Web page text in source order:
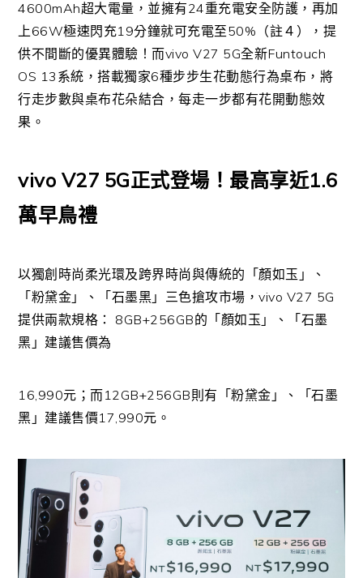
4600mAh超大電量，並擁有24重充電安全防護，再加
上66W極速閃充19分鐘就可充電至50%（註４），提
供不間斷的優異體驗！而vivo V27 5G全新Funtouch
OS 13系統，搭載獨家6種步步生花動態行為桌布，將
行走步數與桌布花朵結合，每走一步都有花開動態效
果。
vivo V27 5G正式登場！最高享近1.6
萬早鳥禮
以獨創時尚柔光環及跨界時尚與傳統的「顏如玉」、
「粉黛金」、「石墨黑」三色搶攻市場，vivo V27 5G
提供兩款規格： 8GB+256GB的「顏如玉」、「石墨
黑」建議售價為
16,990元；而12GB+256GB則有「粉黛金」、「石墨
黑」建議售價17,990元。